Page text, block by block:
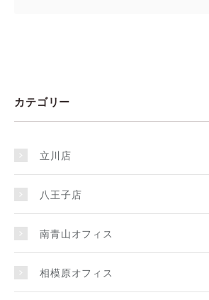
カテゴリー
立川店
八王子店
南青山オフィス
相模原オフィス